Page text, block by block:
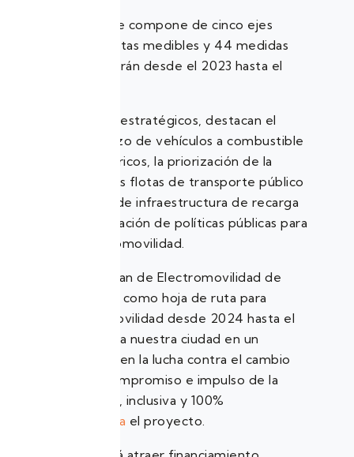
se compone de cinco ejes
estratégicos, 11 metas medibles y 44 medidas
que se implementarán desde el 2023 hasta el
Entre los objetivos estratégicos, destacan el
impulso al reemplazo de vehículos a combustible
por vehículos eléctricos, la priorización de la
electrificación de las flotas de transporte público
y taxis, la creación de infraestructura de recarga
eléctrica y la generación de políticas públicas para
fomentar la electromovilidad.
«E-Cuenca, es el Plan de Electromovilidad de
Cuenca que servirá como hoja de ruta para
descarbonizar la movilidad desde 2024 hasta el
2030, convirtiendo a nuestra ciudad en un
referente regional en la lucha contra el cambio
climático y en el compromiso e impulso de la
movilidad eficiente, inclusiva y 100%
señala el proyecto.